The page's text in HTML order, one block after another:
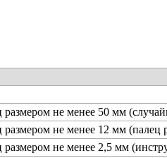
не менее 50 мм
не менее 12 мм (палец
не менее 2,5 мм